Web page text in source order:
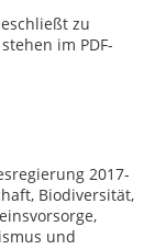
zu
im PDF-
2017-
Biodiversität,
und